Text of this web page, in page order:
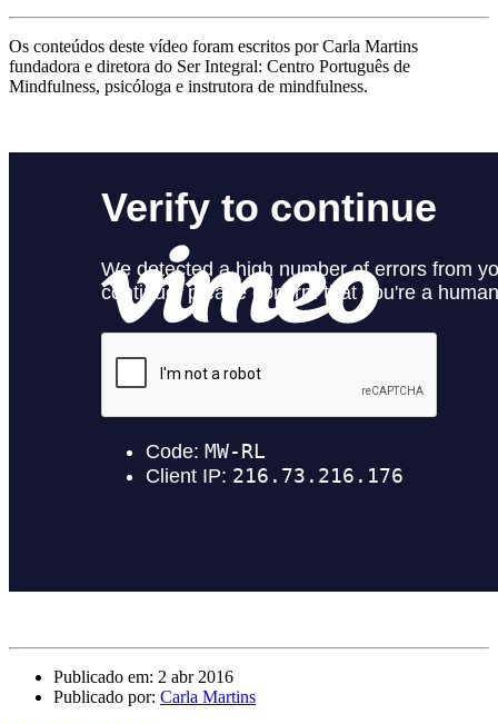
Os conteúdos deste vídeo foram escritos por Carla Martins
fundadora e diretora do Ser Integral: Centro Português de
Mindfulness, psicóloga e instrutora de mindfulness.
Publicado em: 2 abr 2016
Publicado por: Carla Martins